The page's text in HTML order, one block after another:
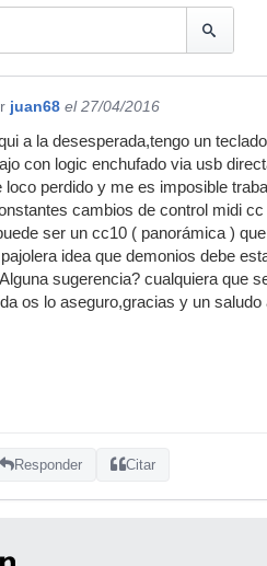
juan68 el 27/04/2016
a la desesperada,tengo un
con logic enchufado via usb
loco perdido y me es imposible
cambios de control midi
ser un cc10 ( panorámica )
idea que demonios debe
sugerencia? cualquiera que
os lo aseguro,gracias y un saludo
Responder Citar